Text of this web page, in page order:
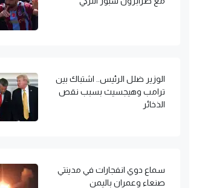
الوزير ضلل الرئيس.. اشتباك بين
ترامب وهيجسيث بسبب نقص
الذخائر
سماع دوي انفجارات في مدينتي
صنعاء وعمران باليمن